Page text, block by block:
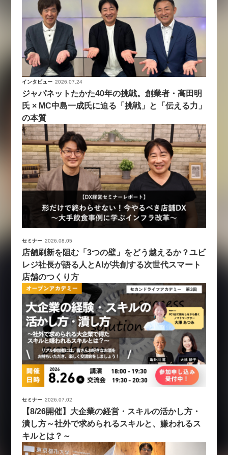
インタビュー 2026.07.24
ジャパネットたかた40年の挑戦。創業者・髙田明
氏 × MC中島一成氏に迫る「挑戦」と「伝える力」
の本質
セミナー 2026.08.05
店舗刷新を阻む「3つの壁」をどう越えるか？ユビ
レジ社長が語る人とAIが共創する次世代スマート
店舗のつくり方
セミナー 2026.07.02
【8/26開催】大企業の経営・スキルの活かし方・
潰し方～社外で求められるスキルと、嫌われるス
キルとは？～